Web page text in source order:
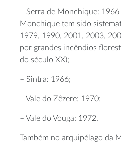
– Serra de Monchique: 1966
Monchique tem sido
1979, 1990, 2001, 2003,
por grandes incêndios
do século XX);
– Sintra: 1966;
– Vale do Zêzere: 1970;
– Vale do Vouga: 1972.
Também no arquipélago da